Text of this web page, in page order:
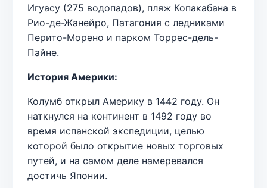
Игуасу (275 водопадов), пляж Копакабана в
Рио-де-Жанейро, Патагония с ледниками
Перито-Морено и парком Торрес-дель-
Пайне.
История Америки:
Колумб открыл Америку в 1442 году. Он
наткнулся на континент в 1492 году во
время испанской экспедиции, целью
которой было открытие новых торговых
путей, и на самом деле намеревался
достичь Японии.